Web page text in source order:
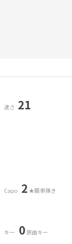
速さ 21
Capo 2 ★簡単弾き
キー 0原曲キー